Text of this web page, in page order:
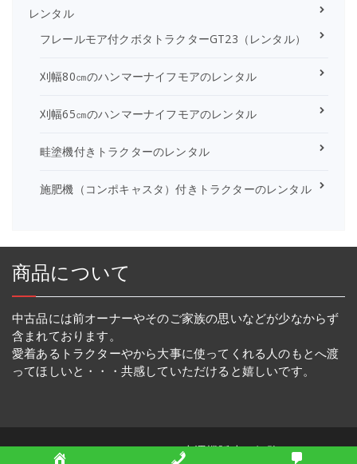
レンタル
フレールモア付クボタトラクターGT23（レンタル）
刈幅80㎝のハンマーナイフモアのレンタル
刈幅65㎝のハンマーナイフモアのレンタル
畦塗機付きトラクターのレンタル
施肥機（コンポキャスタ）付きトラクターのレンタル
商品について
中古品には前オーナーやそのご家族の思いなどが少なからず
含まれております。
愛着あるトラクターやから大事に使ってくれる人のもとへ渡
ってほしいと・・・共感していただけると嬉しいです。
Copyright © 2026 幸運機販売・姫路